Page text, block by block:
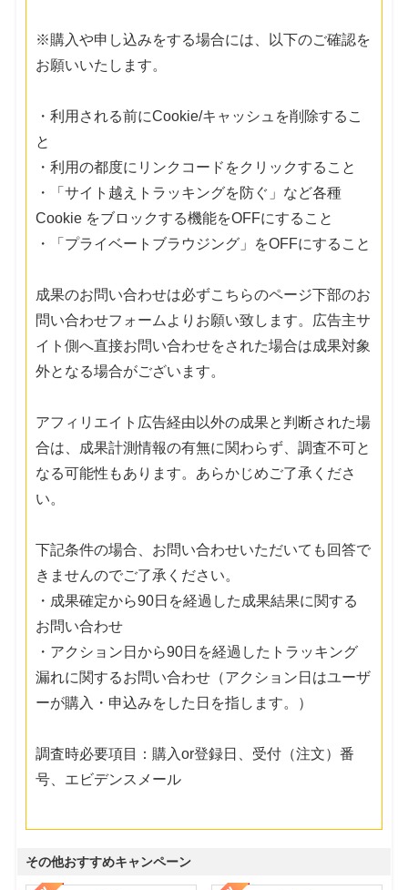
※購入や申し込みをする場合には、以下のご確認を
お願いいたします。
・利用される前にCookie/キャッシュを削除するこ
と
・利用の都度にリンクコードをクリックすること
・「サイト越えトラッキングを防ぐ」など各種
Cookie をブロックする機能をOFFにすること
・「プライベートブラウジング」をOFFにすること
成果のお問い合わせは必ずこちらのページ下部のお
問い合わせフォームよりお願い致します。広告主サ
イト側へ直接お問い合わせをされた場合は成果対象
外となる場合がございます。
アフィリエイト広告経由以外の成果と判断された場
合は、成果計測情報の有無に関わらず、調査不可と
なる可能性もあります。あらかじめご了承くださ
い。
下記条件の場合、お問い合わせいただいても回答で
きませんのでご了承ください。
・成果確定から90日を経過した成果結果に関する
お問い合わせ
・アクション日から90日を経過したトラッキング
漏れに関するお問い合わせ（アクション日はユーザ
ーが購入・申込みをした日を指します。）
調査時必要項目：購入or登録日、受付（注文）番
号、エビデンスメール
その他おすすめキャンペーン